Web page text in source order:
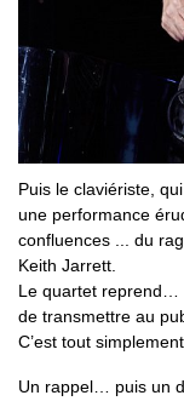
Puis le claviériste,
une performance
confluences ... du
Keith Jarrett.
Le quartet reprend…
de transmettre au
C’est tout
Un rappel… puis un